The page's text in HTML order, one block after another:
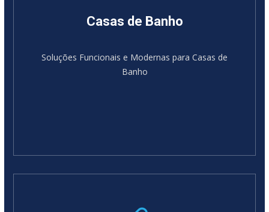
Casas de Banho
Soluções Funcionais e Modernas para Casas de
Banho
SABER MAIS